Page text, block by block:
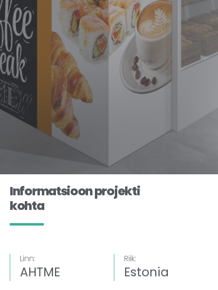
Informatsioon projekti
kohta
Linn:
AHTME
Riik:
Estonia